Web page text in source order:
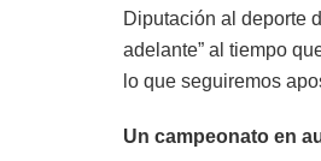
Diputación al deporte
adelante” al tiempo
lo que seguiremos
Un campeonato en